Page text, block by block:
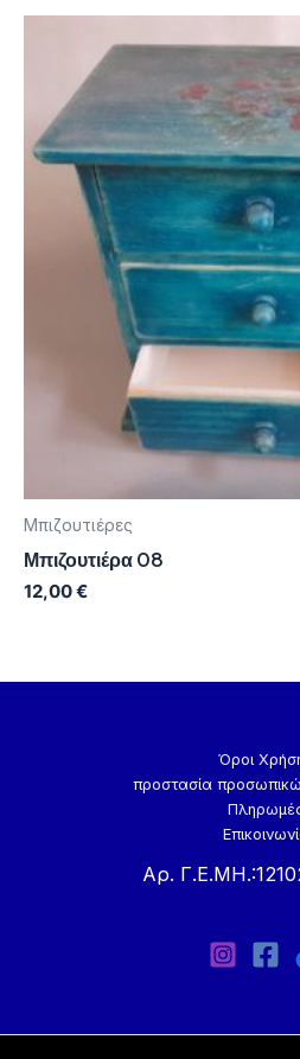
Μπιζουτιέρες
Μπιζουτιέρα 08
12,00€
Όροι
προστασία
Αρ.